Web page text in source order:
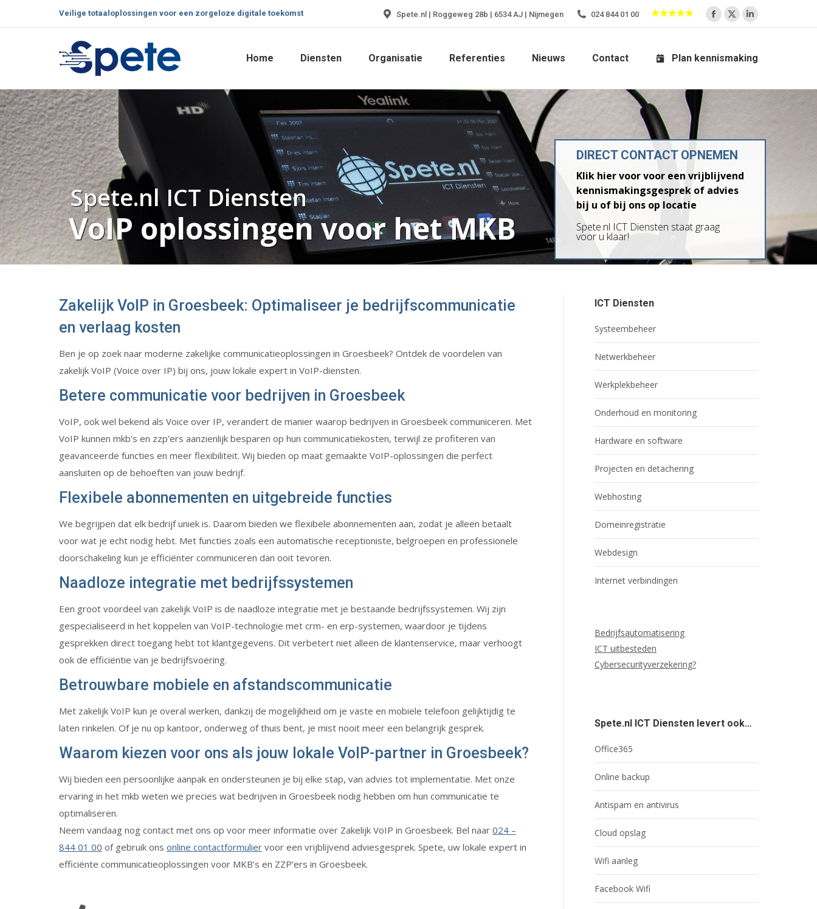
Veilige totaaloplossingen voor een zorgeloze digitale toekomst Spete.nl | Roggeweg 28b | 6534 AJ | Nijmegen 024 844 01 00
Facebook
opens
X
opens
window
Linkedin
window
Home Diensten Organisatie Referenties Nieuws Contact Plan kennismaking
Spete.nl ICT Diensten
VoIP oplossingen voor het MKB
DIRECT CONTACT OPNEMEN
Klik hier voor voor een vrijblijvend
kennismakingsgesprek of advies
bij u of bij ons op locatie
Spete.nl ICT Diensten staat graag
voor u klaar!
Zakelijk VoIP in Groesbeek: Optimaliseer je bedrijfscommunicatie
en verlaag kosten
Ben je op zoek naar moderne zakelijke communicatieoplossingen in Groesbeek? Ontdek de voordelen van
zakelijk VoIP (Voice over IP) bij ons, jouw lokale expert in VoIP-diensten.
Betere communicatie voor bedrijven in Groesbeek
VoIP, ook wel bekend als Voice over IP, verandert de manier waarop bedrijven in Groesbeek communiceren. Met
VoIP kunnen mkb’s en zzp’ers aanzienlijk besparen op hun communicatiekosten, terwijl ze profiteren van
geavanceerde functies en meer flexibiliteit. Wij bieden op maat gemaakte VoIP-oplossingen die perfect
aansluiten op de behoeften van jouw bedrijf.
Flexibele abonnementen en uitgebreide functies
We begrijpen dat elk bedrijf uniek is. Daarom bieden we flexibele abonnementen aan, zodat je alleen betaalt
voor wat je echt nodig hebt. Met functies zoals een automatische receptioniste, belgroepen en professionele
doorschakeling kun je efficiënter communiceren dan ooit tevoren.
Naadloze integratie met bedrijfssystemen
Een groot voordeel van zakelijk VoIP is de naadloze integratie met je bestaande bedrijfssystemen. Wij zijn
gespecialiseerd in het koppelen van VoIP-technologie met crm- en erp-systemen, waardoor je tijdens
gesprekken direct toegang hebt tot klantgegevens. Dit verbetert niet alleen de klantenservice, maar verhoogt
ook de efficiëntie van je bedrijfsvoering.
Betrouwbare mobiele en afstandscommunicatie
Met zakelijk VoIP kun je overal werken, dankzij de mogelijkheid om je vaste en mobiele telefoon gelijktijdig te
laten rinkelen. Of je nu op kantoor, onderweg of thuis bent, je mist nooit meer een belangrijk gesprek.
Waarom kiezen voor ons als jouw lokale VoIP-partner in Groesbeek?
Wij bieden een persoonlijke aanpak en ondersteunen je bij elke stap, van advies tot implementatie. Met onze
ervaring in het mkb weten we precies wat bedrijven in Groesbeek nodig hebben om hun communicatie te
optimaliseren.
Neem vandaag nog contact met ons op voor meer informatie over Zakelijk VoIP in Groesbeek. Bel naar 024 –
844 01 00 of gebruik ons online contactformulier voor een vrijblijvend adviesgesprek. Spete, uw lokale expert in
efficiënte communicatieoplossingen voor MKB’s en ZZP’ers in Groesbeek.
ICT Diensten
Systeembeheer
Netwerkbeheer
Werkplekbeheer
Onderhoud en monitoring
Hardware en software
Projecten en detachering
Webhosting
Domeinregistratie
Webdesign
Internet verbindingen
Bedrijfsautomatisering
ICT uitbesteden
Cybersecurityverzekering?
Spete.nl ICT Diensten levert ook…
Office365
Online backup
Antispam en antivirus
Cloud opslag
Wifi aanleg
Facebook Wifi
Plan kennismaking